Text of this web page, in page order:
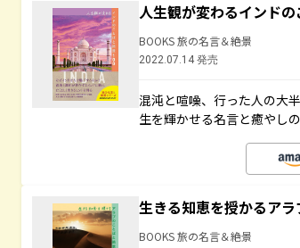
人生観が変わるインド
BOOKS 旅の名言＆絶景
2022.07.14 発売
混沌と喧噪、行った人の大
生を輝かせる名言と癒やし
生きる知恵を授かるア
BOOKS 旅の名言＆絶景